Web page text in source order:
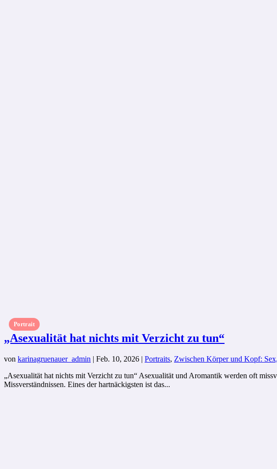
Portrait
„Asexualität hat nichts mit Verzicht zu tun“
von karinagruenauer_admin | Feb. 10, 2026 | Portraits, Zwischen Körper und Kopf:
„Asexualität hat nichts mit Verzicht zu tun“ Asexualität und Aromantik werden oft
Missverständnissen. Eines der hartnäckigsten ist das...